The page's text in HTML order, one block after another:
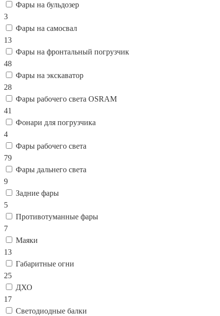
Фары на бульдозер
3
Фары на самосвал
13
Фары на фронтальный погрузчик
48
Фары на экскаватор
28
Фары рабочего света OSRAM
41
Фонари для погрузчика
4
Фары рабочего света
79
Фары дальнего света
9
Задние фары
5
Противотуманные фары
7
Маяки
13
Габаритные огни
25
ДХО
17
Светодиодные балки